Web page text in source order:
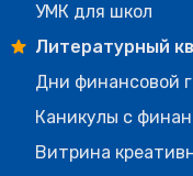
УМК для школ
Литературный
Дни финансовой
Каникулы с
Витрина